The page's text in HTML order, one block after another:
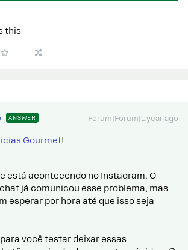
this
ANSWER Forum|Forum|1 year ago
Gourmet!
está acontecendo no Instagram. O
já comunicou esse problema, mas
esperar por hora até que isso seja
você testar deixar essas